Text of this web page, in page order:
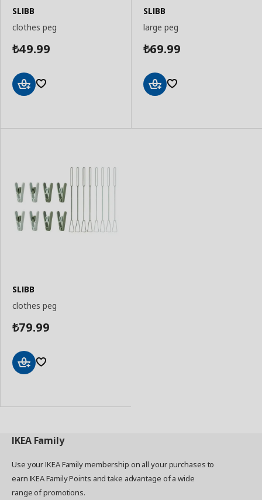
SLIBB
clothes peg
₺49.99
SLIBB
large peg
₺69.99
SLIBB
clothes peg
₺79.99
IKEA Family
Use your IKEA Family membership on all your purchases to
earn IKEA Family Points and take advantage of a wide
range of promotions.